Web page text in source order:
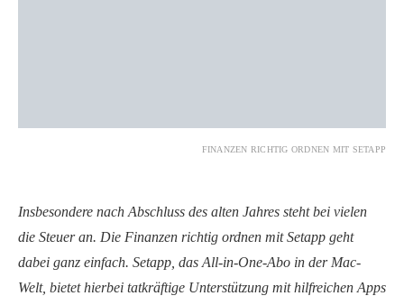
FINANZEN RICHTIG ORDNEN MIT SETAPP
Insbesondere nach Abschluss des alten Jahres steht bei vielen
die Steuer an. Die Finanzen richtig ordnen mit Setapp geht
dabei ganz einfach. Setapp, das All-in-One-Abo in der Mac-
Welt, bietet hierbei tatkräftige Unterstützung mit hilfreichen Apps